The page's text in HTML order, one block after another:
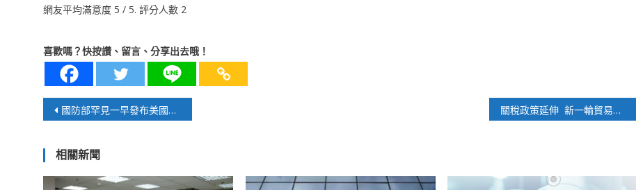
網友平均滿意度 5 / 5. 評分人數 2
喜歡嗎？快按讚、留言、分享出去哦！
文
導
國防部罕見一早發布美國巨額軍售 關稅政策延伸 新一輪貿易戰激發升溫
相關新聞